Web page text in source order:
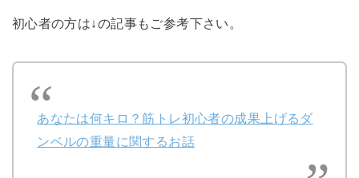
初心者の方は↓の記事もご参考下さい。
あなたは何キロ？筋トレ初心者の成果上げるダ
ンベルの重量に関するお話